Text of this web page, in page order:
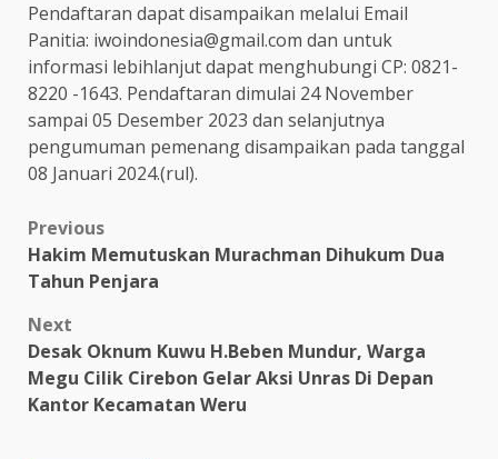
Pendaftaran dapat disampaikan melalui Email
Panitia: iwoindonesia@gmail.com dan untuk
informasi lebihlanjut dapat menghubungi CP: 0821-
8220 -1643. Pendaftaran dimulai 24 November
sampai 05 Desember 2023 dan selanjutnya
pengumuman pemenang disampaikan pada tanggal
08 Januari 2024.(rul).
Post
navigation
Previous
Hakim Memutuskan Murachman Dihukum Dua
Tahun Penjara
Next
Desak Oknum Kuwu H.Beben Mundur, Warga
Megu Cilik Cirebon Gelar Aksi Unras Di Depan
Kantor Kecamatan Weru